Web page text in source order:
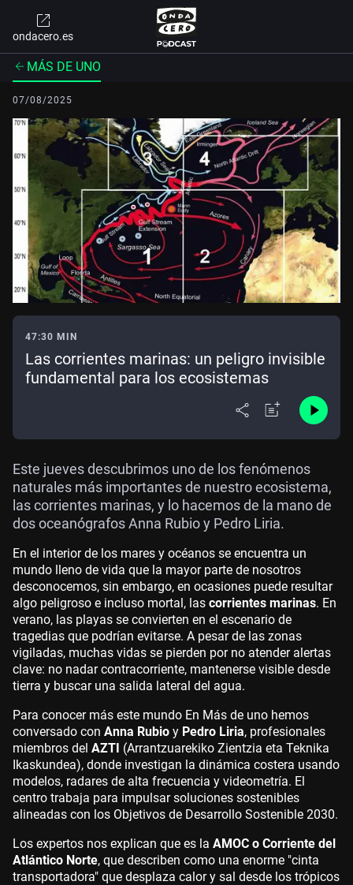
ondacero.es
MÁS DE UNO
07/08/2025
47:30 MIN
Las corrientes marinas: un peligro invisible
fundamental para los ecosistemas
Este jueves descubrimos uno de los fenómenos
naturales más importantes de nuestro ecosistema,
las corrientes marinas, y lo hacemos de la mano de
dos oceanógrafos Anna Rubio y Pedro Liria.
En el interior de los mares y océanos se encuentra un
mundo lleno de vida que la mayor parte de nosotros
desconocemos, sin embargo, en ocasiones puede resultar
algo peligroso e incluso mortal, las corrientes marinas. En
verano, las playas se convierten en el escenario de
tragedias que podrían evitarse. A pesar de las zonas
vigiladas, muchas vidas se pierden por no atender alertas
clave: no nadar contracorriente, mantenerse visible desde
tierra y buscar una salida lateral del agua.
Para conocer más este mundo En Más de uno hemos
conversado con Anna Rubio y Pedro Liria, profesionales
miembros del AZTI (Arrantzuarekiko Zientzia eta Teknika
Ikaskundea), donde investigan la dinámica costera usando
modelos, radares de alta frecuencia y videometría. El
centro trabaja para impulsar soluciones sostenibles
alineadas con los Objetivos de Desarrollo Sostenible 2030.
Los expertos nos explican que es la AMOC o Corriente del
Atlántico Norte, que describen como una enorme "cinta
transportadora" que desplaza calor y sal desde los trópicos